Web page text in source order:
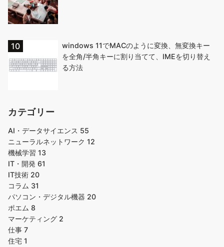
windows 11でMACのように変換、無変換キー
を全角/半角キーに割り当てて、IMEを切り替え
る方法
カテゴリー
AI・データサイエンス 55
ニューラルネットワーク 12
機械学習 13
IT・開発 61
IT技術 20
コラム 31
パソコン・デジタル機器 20
ポエム 8
マーケティング 2
仕事 7
住宅 1